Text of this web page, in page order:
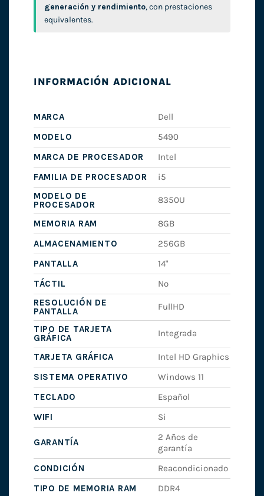
generación y rendimiento, con prestaciones
equivalentes.
INFORMACIÓN ADICIONAL
MARCA
Dell
MODELO
5490
MARCA DE PROCESADOR
Intel
FAMILIA DE PROCESADOR
i5
MODELO DE
PROCESADOR
8350U
MEMORIA RAM
8GB
ALMACENAMIENTO
256GB
PANTALLA
14"
TÁCTIL
No
RESOLUCIÓN DE
PANTALLA
FullHD
TIPO DE TARJETA
GRÁFICA
Integrada
TARJETA GRÁFICA
Intel HD Graphics
SISTEMA OPERATIVO
Windows 11
TECLADO
Español
WIFI
Si
GARANTÍA
2 Años de
garantía
CONDICIÓN
Reacondicionado
TIPO DE MEMORIA RAM
DDR4